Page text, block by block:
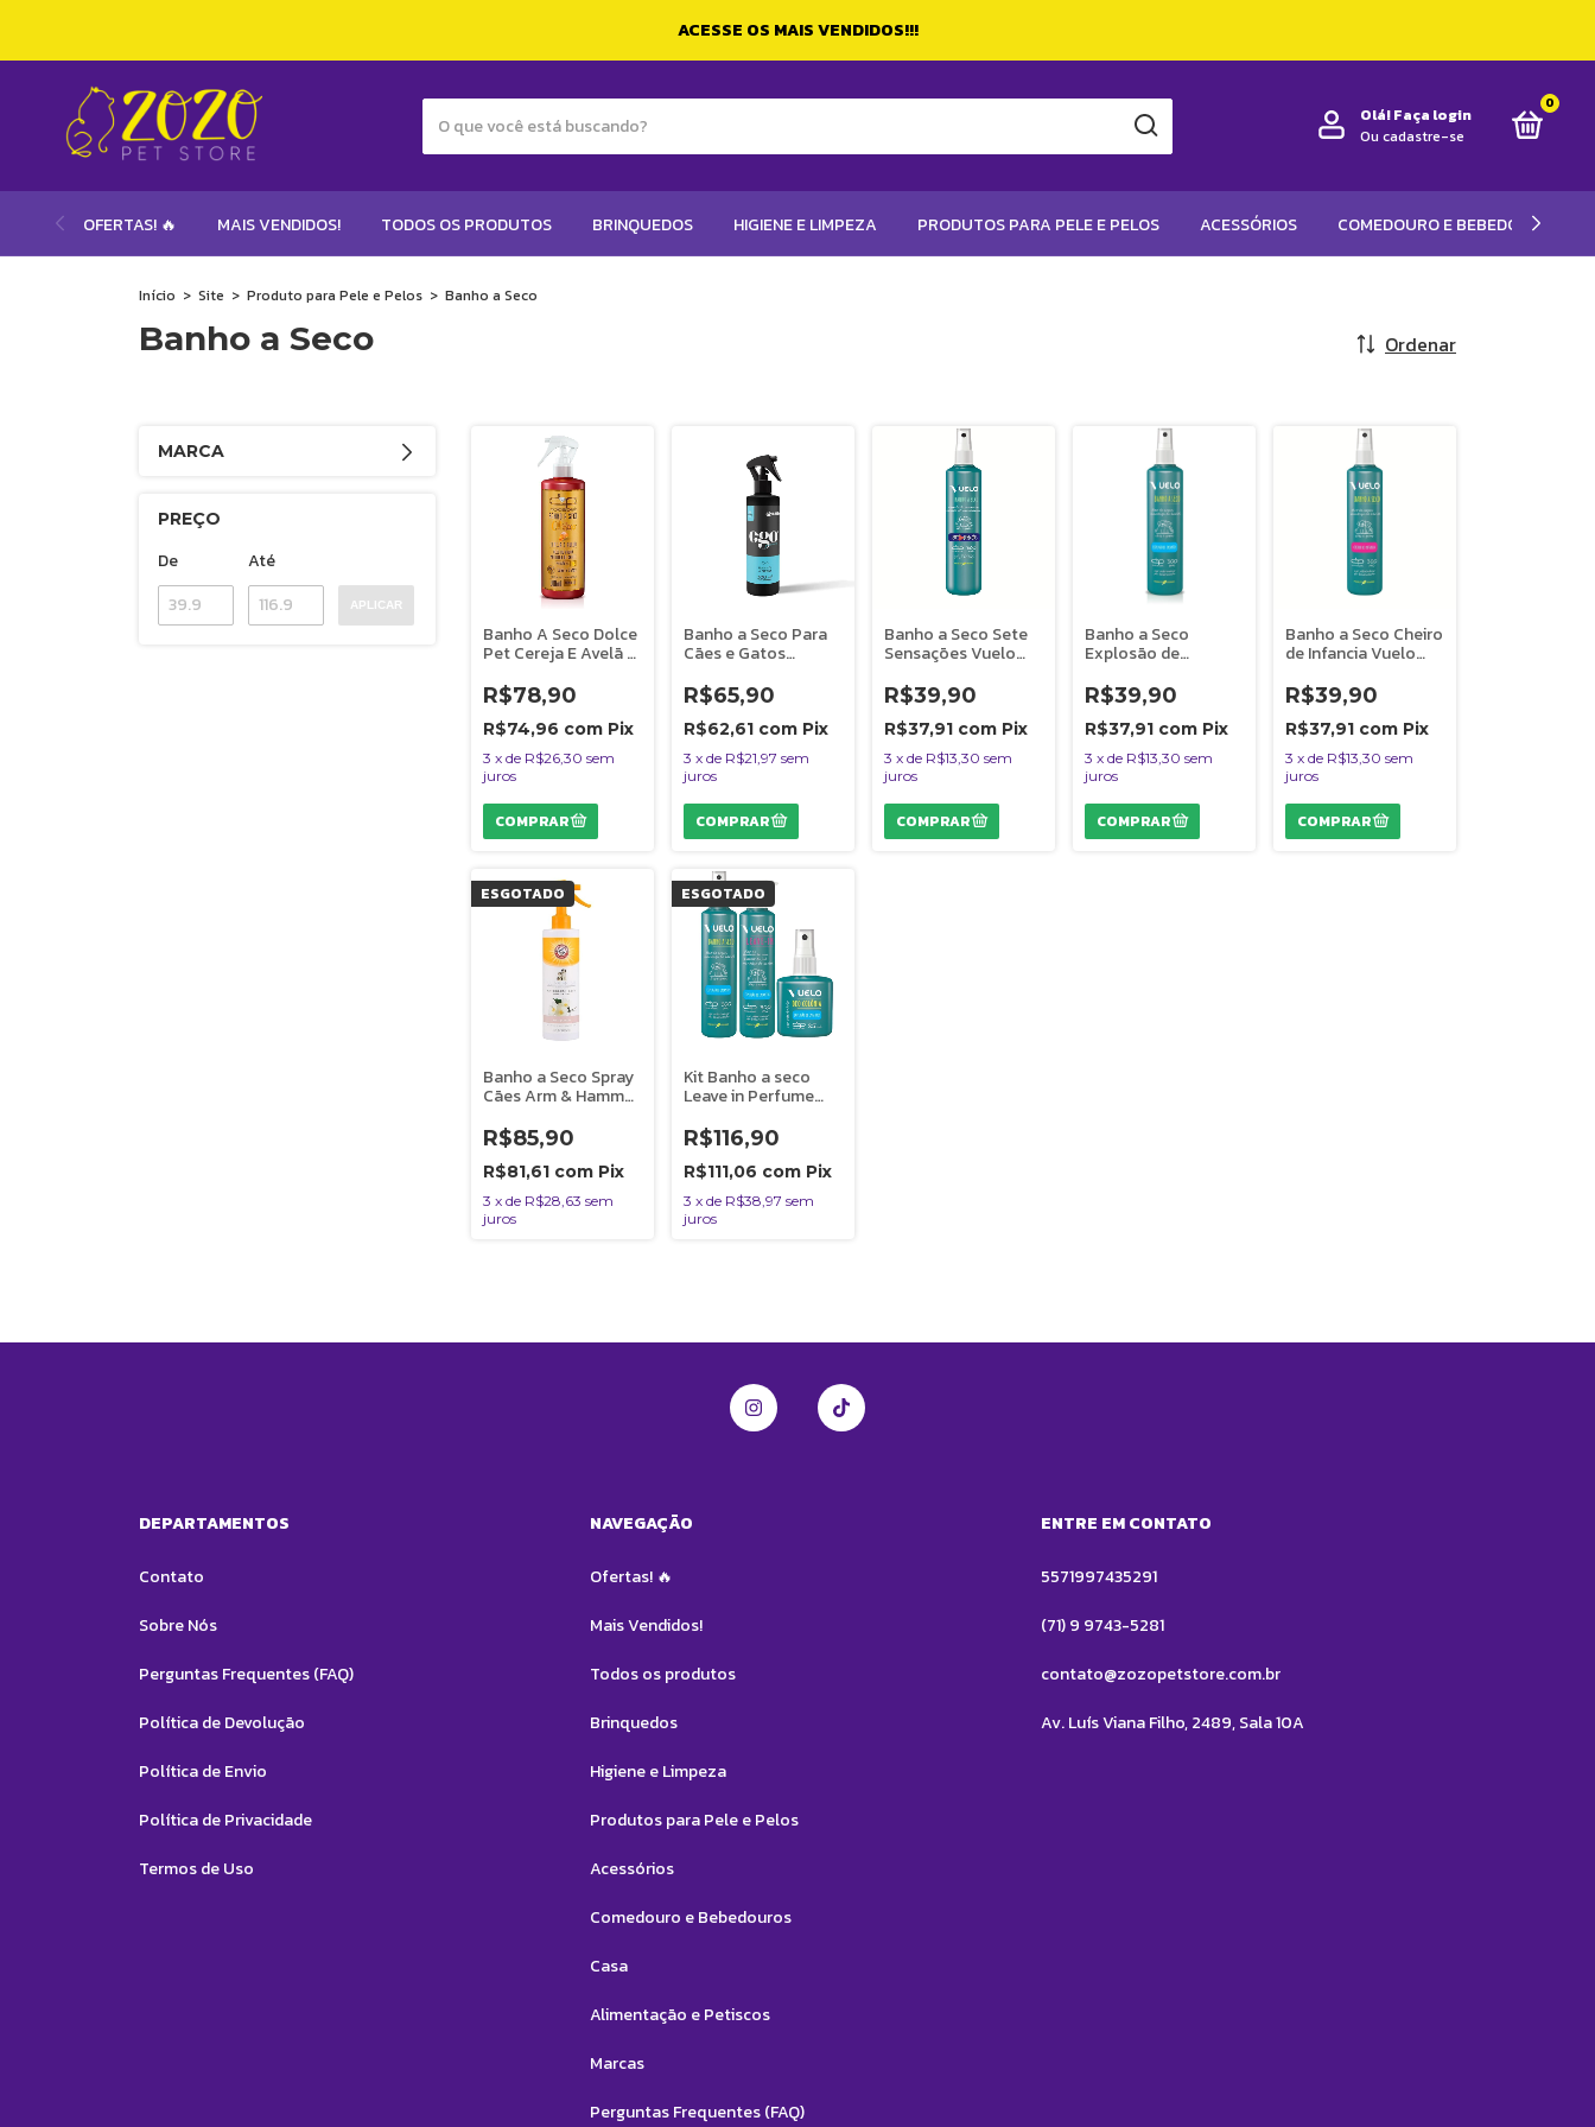
ACESSE OS MAIS VENDIDOS!!!
Olá!Faça login
Ou cadastre-se
0
OFERTAS! 🔥 MAIS VENDIDOS! TODOS OS PRODUTOS BRINQUEDOS HIGIENE E LIMPEZA PRODUTOS PARA PELE E PELOS ACESSÓRIOS COMEDOURO E BEBEDOUROS
Início > Site > Produto para Pele e Pelos > Banho a Seco
Banho a Seco Ordenar
MARCA
PREÇO
De Até
APLICAR
Banho A Seco Dolce
Pet Cereja E Avelã -
Gatos
R$78,90
R$74,96 com Pix
3 x de R$26,30 sem
juros
Banho a Seco Para
Cães e Gatos
Bubbles 300ml
R$65,90
R$62,61 com Pix
3 x de R$21,97 sem
juros
Banho a Seco Sete
Sensações Vuelo
Gatos 300 ml
R$39,90
R$37,91 com Pix
3 x de R$13,30 sem
juros
Banho a Seco
Explosão de
Dolce Pet Cães e
Gatos - 300 ml
R$39,90
R$37,91 com Pix
3 x de R$13,30 sem
juros
Banho a Seco Cheiro
de Infancia Vuelo
Gatos - 300 ml
R$39,90
R$37,91 com Pix
3 x de R$13,30 sem
juros
ESGOTADO
Banho a Seco Spray
Cães Arm & Hammer
R$85,90
R$81,61 com Pix
3 x de R$28,63 sem
juros
ESGOTADO
Kit Banho a seco
Leave in Perfume
Encantos Vuelo
Cães
R$116,90
R$111,06 com Pix
3 x de R$38,97 sem
juros
DEPARTAMENTOS
Contato
Sobre Nós
Perguntas Frequentes (FAQ)
Política de Devolução
Política de Envio
Política de Privacidade
Termos de Uso
NAVEGAÇÃO
Ofertas! 🔥
Mais Vendidos!
Todos os produtos
Brinquedos
Higiene e Limpeza
Produtos para Pele e Pelos
Acessórios
Comedouro e Bebedouros
Casa
Alimentação e Petiscos
Marcas
Perguntas Frequentes (FAQ)
ENTRE EM CONTATO
5571997435291
(71) 9 9743-5281
contato@zozopetstore.com.br
Av. Luís Viana Filho, 2489, Sala 10A